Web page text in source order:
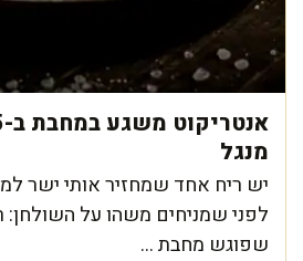
מנגל
יש ריח אחד שמחזיר אותי ישר
לפני שמניחים משהו על השולחן:
שפוגש מחבת ...